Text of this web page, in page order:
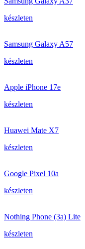
készleten
Samsung Galaxy A57
készleten
Apple iPhone 17e
készleten
Huawei Mate X7
készleten
Google Pixel 10a
készleten
Nothing Phone (3a) Lite
készleten